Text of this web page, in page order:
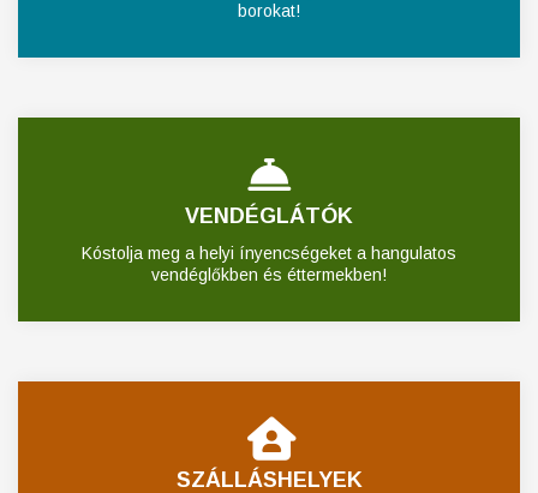
borokat!
VENDÉGLÁTÓK
Kóstolja meg a helyi ínyencségeket a hangulatos
vendéglőkben és éttermekben!
SZÁLLÁSHELYEK